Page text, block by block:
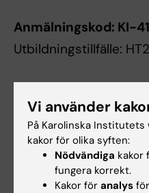
Anmälningskod: KI-
Utbildningstillfälle:
Urval 1 Meritvärde HP
18.02 0.90
18.01 -
3.5 0.50
Vi använder
På Karolinska
kakor för olika syften:
Nödvändiga kakor
fungera korrekt.
Kakor för analys